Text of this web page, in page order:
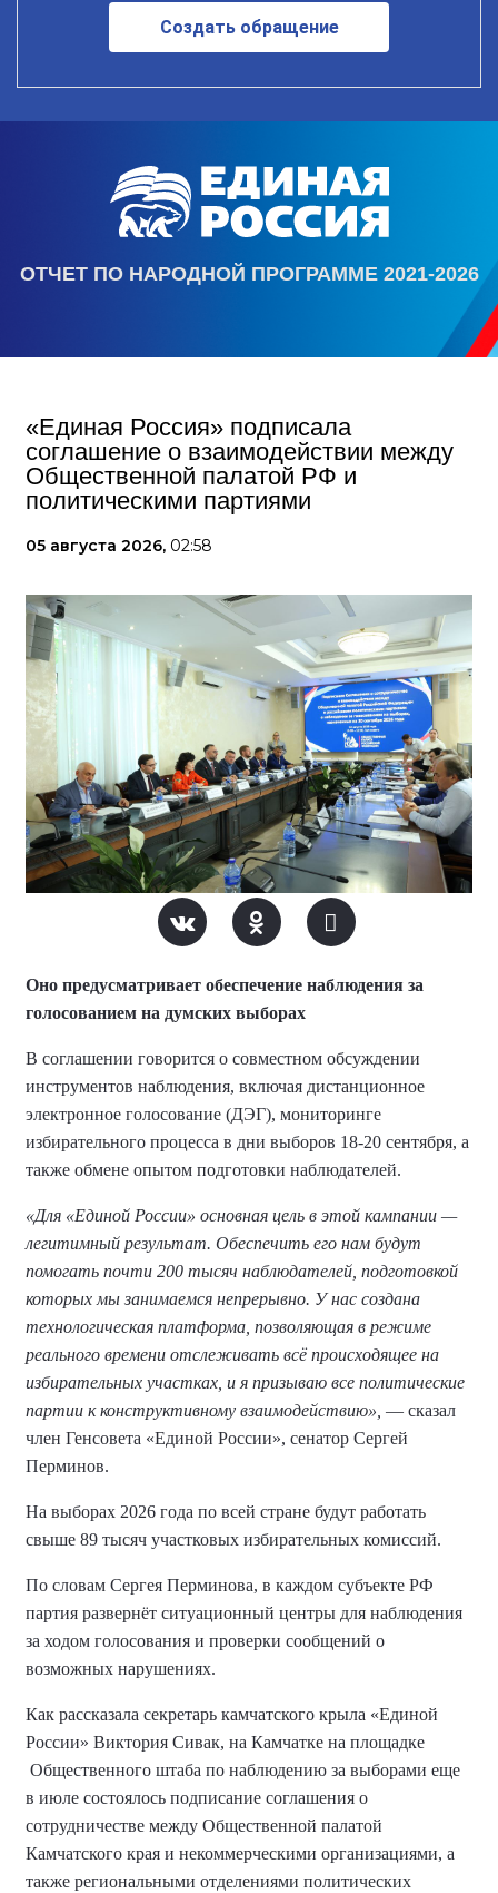
Создать обращение
ОТЧЕТ ПО НАРОДНОЙ ПРОГРАММЕ 2021-2026
«Единая Россия» подписала
соглашение о взаимодействии между
Общественной палатой РФ и
политическими партиями
05 августа 2026, 02:58
Оно предусматривает обеспечение наблюдения за
голосованием на думских выборах
В соглашении говорится о совместном обсуждении
инструментов наблюдения, включая дистанционное
электронное голосование (ДЭГ), мониторинге
избирательного процесса в дни выборов 18-20 сентября, а
также обмене опытом подготовки наблюдателей.
«Для «Единой России» основная цель в этой кампании —
легитимный результат. Обеспечить его нам будут
помогать почти 200 тысяч наблюдателей, подготовкой
которых мы занимаемся непрерывно. У нас создана
технологическая платформа, позволяющая в режиме
реального времени отслеживать всё происходящее на
избирательных участках, и я призываю все политические
партии к конструктивному взаимодействию», — сказал
член Генсовета «Единой России», сенатор Сергей
Перминов.
На выборах 2026 года по всей стране будут работать
свыше 89 тысяч участковых избирательных комиссий.
По словам Сергея Перминова, в каждом субъекте РФ
партия развернёт ситуационный центры для наблюдения
за ходом голосования и проверки сообщений о
возможных нарушениях.
Как рассказала секретарь камчатского крыла «Единой
России» Виктория Сивак, на Камчатке на площадке
Общественного штаба по наблюдению за выборами еще
в июле состоялось подписание соглашения о
сотрудничестве между Общественной палатой
Камчатского края и некоммерческими организациями, а
также региональными отделениями политических